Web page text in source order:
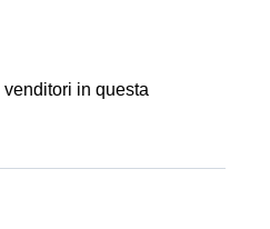
in questa